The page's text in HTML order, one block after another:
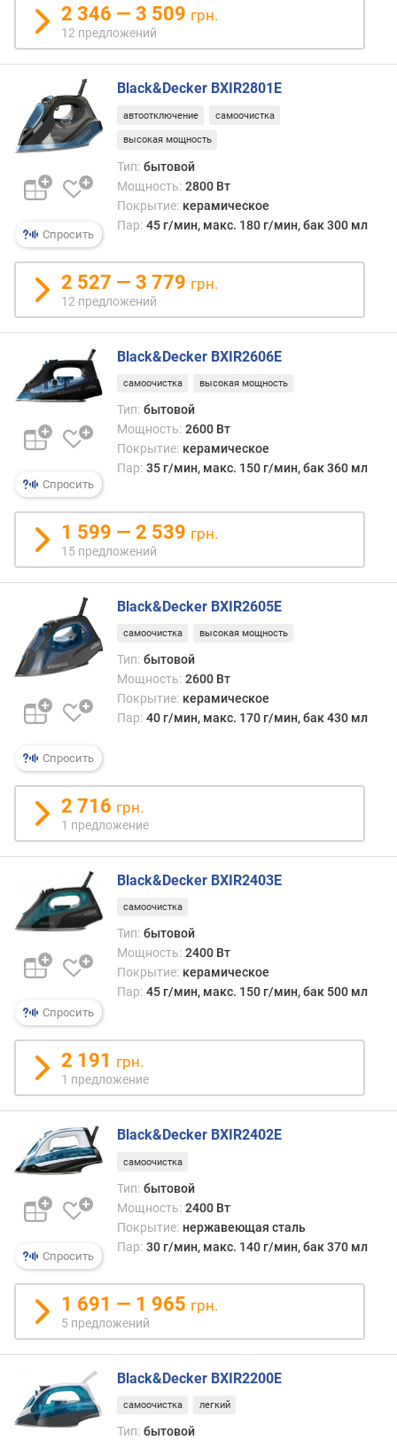
о
е
и
й
в
е
у
т
ю
г
а
(
к
г
)
о
т
е
я
м
м
о
щ
о
с
ь
(
В
т
)
а
в
л
е
н
е
п
а
р
а
(
а
р
)
м
н
о
с
т
ь
п
д
а
2 346 — 3 509 грн.
12 предложений
Спросить
Black&Decker BXIR2801E
автоотключение самоочистка
высокая мощность
Тип: бытовой
Мощность: 2800 Вт
Покрытие: керамическое
Пар: 45 г/мин, макс. 180 г/мин, бак 300 мл
2 527 — 3 779 грн.
12 предложений
Спросить
Black&Decker BXIR2606E
самоочистка высокая мощность
Тип: бытовой
Мощность: 2600 Вт
Покрытие: керамическое
Пар: 35 г/мин, макс. 150 г/мин, бак 360 мл
1 599 — 2 539 грн.
15 предложений
Спросить
Black&Decker BXIR2605E
самоочистка высокая мощность
Тип: бытовой
Мощность: 2600 Вт
Покрытие: керамическое
Пар: 40 г/мин, макс. 170 г/мин, бак 430 мл
2 716 грн.
1 предложение
Спросить
Black&Decker BXIR2403E
самоочистка
Тип: бытовой
Мощность: 2400 Вт
Покрытие: керамическое
Пар: 45 г/мин, макс. 150 г/мин, бак 500 мл
2 191 грн.
1 предложение
Спросить
Black&Decker BXIR2402E
самоочистка
Тип: бытовой
Мощность: 2400 Вт
Покрытие: нержавеющая сталь
Пар: 30 г/мин, макс. 140 г/мин, бак 370 мл
1 691 — 1 965 грн.
5 предложений
Black&Decker BXIR2200E
самоочистка легкий
Тип: бытовой